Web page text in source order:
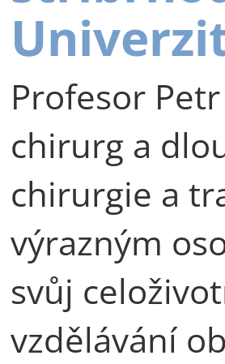
Profesor
chirurg a
chirurgie a
výrazným
svůj
vzdělávání